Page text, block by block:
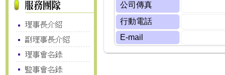
公司傳真
行動電話
E-mail